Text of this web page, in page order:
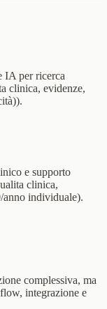
IA per ricerca
clinica, evidenze,
e supporto
clinica,
individuale).
complessiva, ma
integrazione e